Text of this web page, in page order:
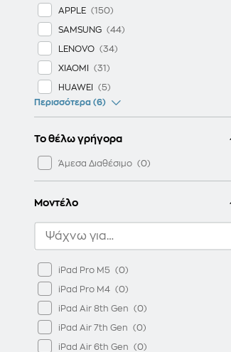
APPLE
SAMSUNG
LENOVO
XIAOMI
HUAWEI
Περισσότερα (6)
Το θέλω γρήγορα
Άμεσα Διαθέσιμο
Μοντέλο
iPad Pro M5
iPad Pro M4
iPad Air 8th Gen
iPad Air 7th Gen
iPad Air 6th Gen